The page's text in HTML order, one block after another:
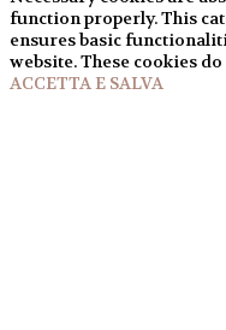
function properly. This
ensures basic
website. These cookies
ACCETTA E SALVA